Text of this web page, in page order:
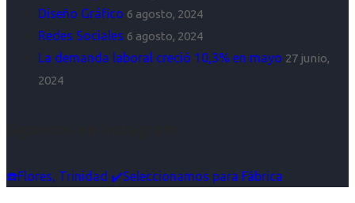
Diseño Gráfico 6 agosto, 2024
Redes Sociales 6 agosto, 2024
La demanda laboral creció 10,3% en mayo 27 junio,
2024
☎️Flores, Trinidad ✔️Seleccionamos para Fábrica